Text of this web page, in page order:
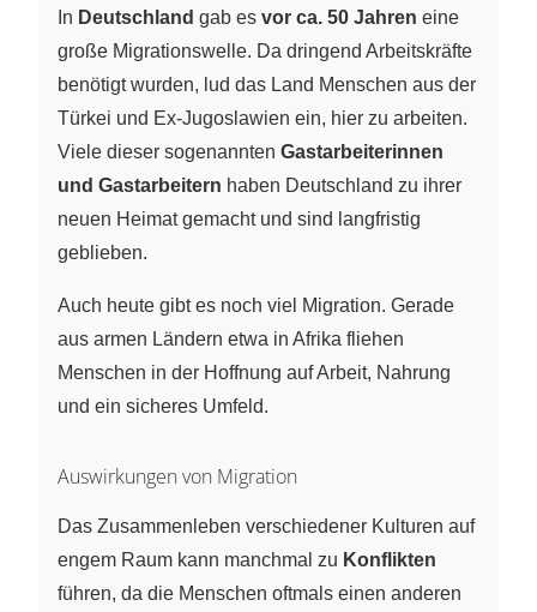
In Deutschland gab es vor ca. 50 Jahren eine
große Migrationswelle. Da dringend Arbeitskräfte
benötigt wurden, lud das Land Menschen aus der
Türkei und Ex-Jugoslawien ein, hier zu arbeiten.
Viele dieser sogenannten Gastarbeiterinnen
und Gastarbeitern haben Deutschland zu ihrer
neuen Heimat gemacht und sind langfristig
geblieben.
Auch heute gibt es noch viel Migration. Gerade
aus armen Ländern etwa in Afrika fliehen
Menschen in der Hoffnung auf Arbeit, Nahrung
und ein sicheres Umfeld.
Auswirkungen von Migration
Das Zusammenleben verschiedener Kulturen auf
engem Raum kann manchmal zu Konflikten
führen, da die Menschen oftmals einen anderen